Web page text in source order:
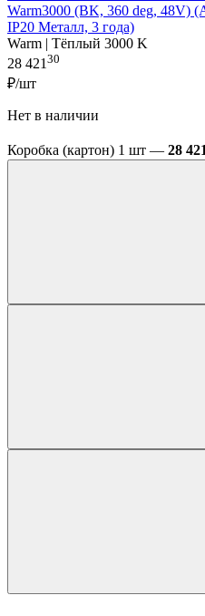
Warm3000 (BK, 360 deg, 48V)
IP20 Металл, 3 года)
Warm | Тёплый 3000 K
28 42130
₽/шт
Нет в наличии
Коробка (картон) 1 шт — 28 421